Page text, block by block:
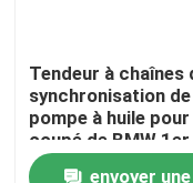
Produits
Vidéos
Tendeur à chaînes
synchronisation de
pompe à huile pour
coupé de BMW
voyageant
envoyer une